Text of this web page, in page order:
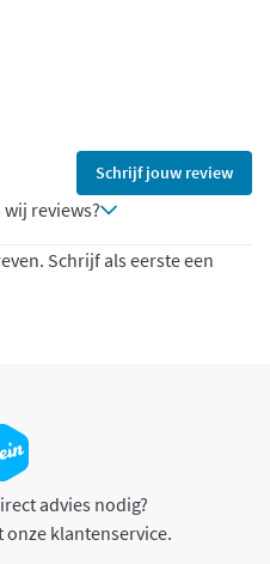
Schrijf jouw review
reviews?
Schrijf als eerste een
advies nodig?
onze klantenservice.